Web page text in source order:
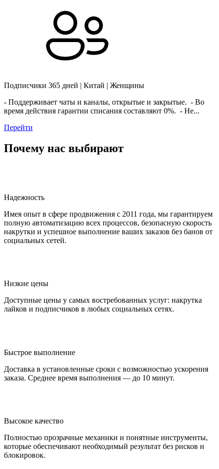
Подписчики 365 дней | Китай | Женщины
- Поддерживает чаты и каналы, открытые и закрытые. - Во
время действия гарантии списания составляют 0%. - Не...
Перейти
Почему нас выбирают
Надежность
Имея опыт в сфере продвижения с 2011 года, мы гарантируем
полную автоматизацию всех процессов, безопасную скорость
накрутки и успешное выполнение ваших заказов без банов от
социальных сетей.
Низкие цены
Доступные цены у самых востребованных услуг: накрутка
лайков и подписчиков в любых социальных сетях.
Быстрое выполнение
Доставка в установленные сроки с возможностью ускорения
заказа. Среднее время выполнения — до 10 минут.
Высокое качество
Полностью прозрачные механики и понятные инструменты,
которые обеспечивают необходимый результат без рисков и
блокировок.